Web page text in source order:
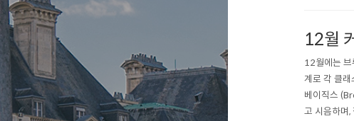
12월
12월에는 브
계로 각 클
베이직스
고 시음하며,